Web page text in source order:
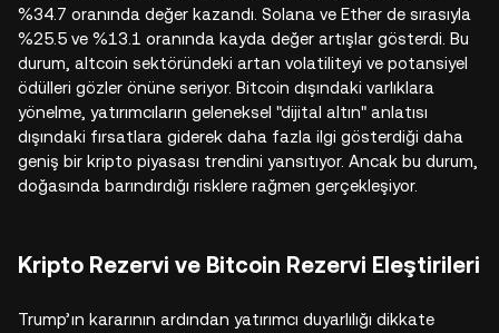
%34.7 oranında değer kazandı. Solana ve Ether de sırasıyla
%25.5 ve %13.1 oranında kayda değer artışlar gösterdi. Bu
durum, altcoin sektöründeki artan volatiliteyi ve potansiyel
ödülleri gözler önüne seriyor. Bitcoin dışındaki varlıklara
yönelme, yatırımcıların geleneksel "dijital altın" anlatısı
dışındaki fırsatlara giderek daha fazla ilgi gösterdiği daha
geniş bir kripto piyasası trendini yansıtıyor. Ancak bu durum,
doğasında barındırdığı risklere rağmen gerçekleşiyor.
Kripto Rezervi ve Bitcoin Rezervi Eleştirileri
Trump’ın kararının ardından yatırımcı duyarlılığı dikkate